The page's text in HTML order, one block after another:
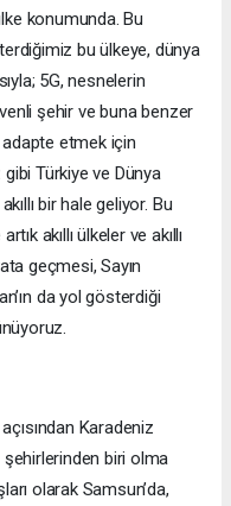
konumunda. Bu
bu ülkeye, dünya
5G, nesnelerin
şehir ve buna benzer
etmek için
Türkiye ve Dünya
bir hale geliyor. Bu
akıllı ülkeler ve akıllı
geçmesi, Sayın
da yol gösterdiği
Karadeniz
şehirlerinden biri olma
olarak Samsun’da,